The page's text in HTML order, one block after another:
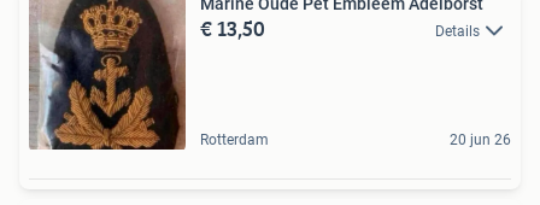
€ 13,50 Details
Rotterdam 20 jun 26